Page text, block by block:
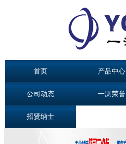
首页 产品中心
公司动态 一测荣誉
招贤纳士